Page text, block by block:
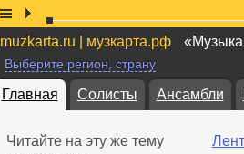
muzkarta.ru | музкарта.рф
Выберите регион, страну
Главная Солисты Ансамбли
Читайте на эту же тему